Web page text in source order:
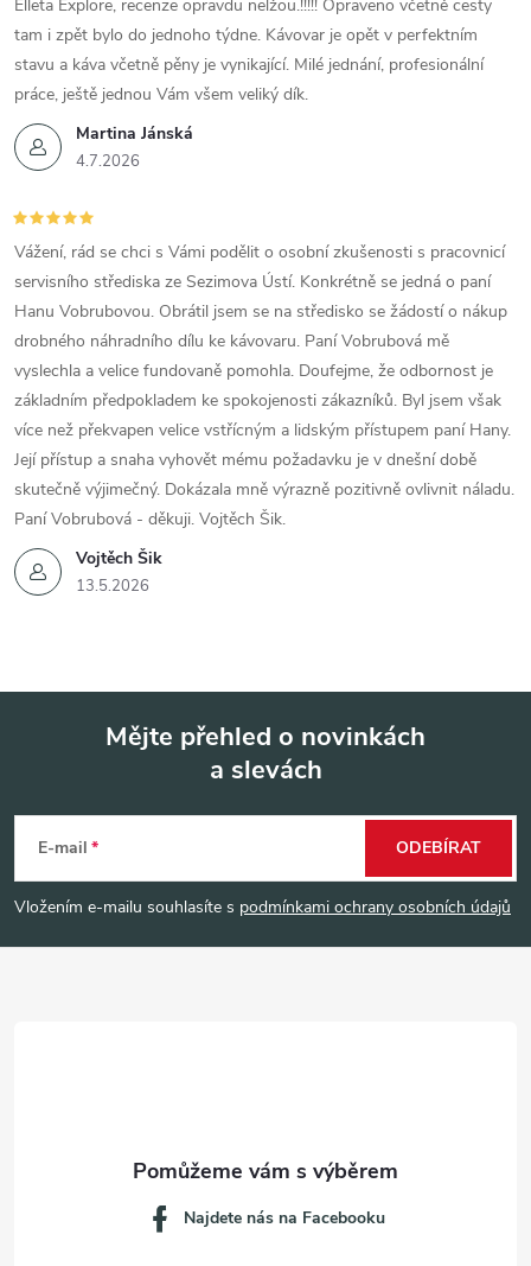
Martina Jánská
4.7.2026
Elleta Explore, recenze opravdu nelžou.!!!!! Opraveno včetně cesty
tam i zpět bylo do jednoho týdne. Kávovar je opět v perfektním
stavu a káva včetně pěny je vynikající. Milé jednání, profesionální
práce, ještě jednou Vám všem veliký dík.
Vojtěch Šik
13.5.2026
Vážení, rád se chci s Vámi podělit o osobní zkušenosti s pracovnicí
servisního střediska ze Sezimova Ústí. Konkrétně se jedná o paní
Hanu Vobrubovou. Obrátil jsem se na středisko se žádostí o nákup
drobného náhradního dílu ke kávovaru. Paní Vobrubová mě
vyslechla a velice fundovaně pomohla. Doufejme, že odbornost je
základním předpokladem ke spokojenosti zákazníků. Byl jsem však
více než překvapen velice vstřícným a lidským přístupem paní Hany.
Její přístup a snaha vyhovět mému požadavku je v dnešní době
skutečně výjimečný. Dokázala mně výrazně pozitivně ovlivnit náladu.
Paní Vobrubová - děkuji. Vojtěch Šik.
p
a
Mějte přehled o novinkách
a slevách
E-mail
Vložením e-mailu souhlasíte s podmínkami ochrany osobních údajů
ODEBÍRAT
Najdete nás na Facebooku